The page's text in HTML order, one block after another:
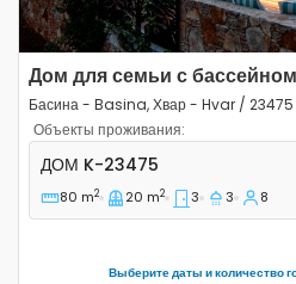
Дом для семьи с бассейном
Басина - Basina, Хвар - Hvar / 23475
Объекты проживания:
Трёхкомнатный дом
ДОМ K-23475
80 m2 20 m2 3 3 8
Выберите даты и количество